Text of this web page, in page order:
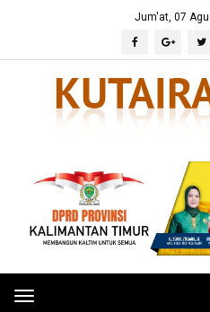
Jum'at, 07
Toggle